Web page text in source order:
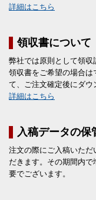
詳細はこちら
領収書について
弊社では原則として領収
領収書をご希望の場合は
て、ご注文確定後にダウ
詳細はこちら
入稿データの保
注文の際にご入稿いた
だきます。その期間内
要でございます。